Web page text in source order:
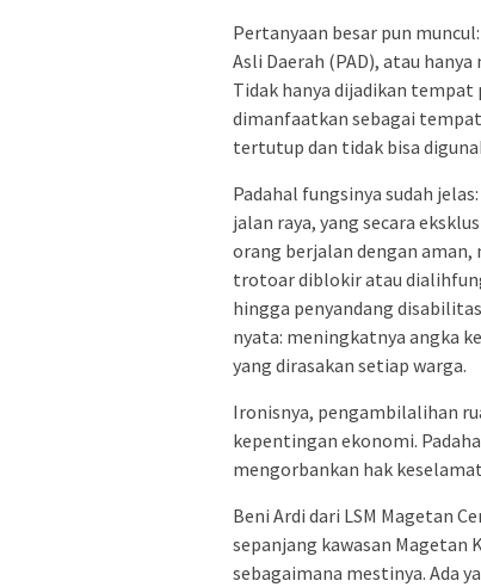
Pertanyaan besar pun
Asli Daerah (PAD), atau
Tidak hanya dijadikan
dimanfaatkan sebagai
tertutup dan tidak bisa
Padahal fungsinya sudah
jalan raya, yang secara
orang berjalan dengan aman,
trotoar diblokir atau
hingga penyandang
nyata: meningkatnya angka
yang dirasakan setiap warga.
Ironisnya, pengambilalihan
kepentingan ekonomi.
mengorbankan hak
Beni Ardi dari LSM Magetan
sepanjang kawasan
sebagaimana mestinya. Ada